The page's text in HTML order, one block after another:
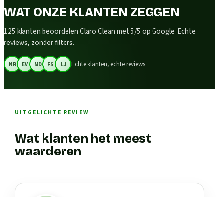
WAT ONZE KLANTEN ZEGGEN
125 klanten beoordelen Claro Clean met 5/5 op Google. Echte
reviews, zonder filters.
NR EV MD FS LJ Echte klanten, echte reviews
UITGELICHTE REVIEW
Wat klanten het meest
waarderen